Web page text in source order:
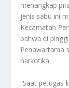
menangkap
jenis sabu ini
Kecamatan
bahwa di
Penawartama
narkotika.
“Saat petugas